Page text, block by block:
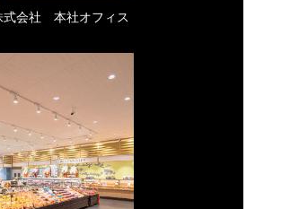
式会社 本社オフィス